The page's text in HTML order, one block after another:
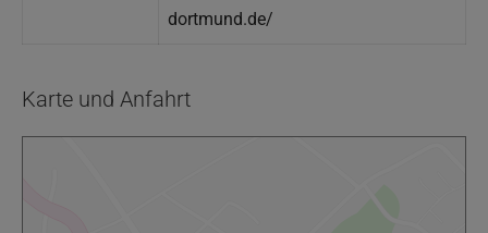
dortmund.de/
Karte und Anfahrt